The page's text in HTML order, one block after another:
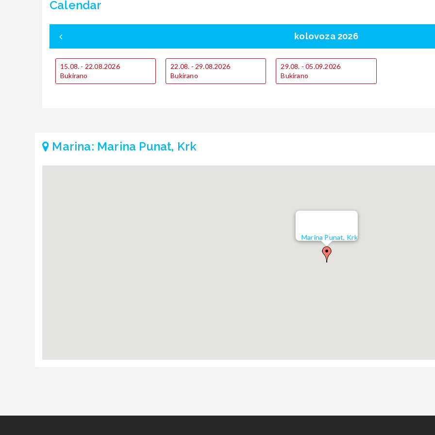
Calendar
kolovoza 2026
15.08. - 22.08.2026
Bukirano
22.08. - 29.08.2026
Bukirano
29.08. - 05.09.2026
Bukirano
Marina: Marina Punat, Krk
Marina Punat, Krk